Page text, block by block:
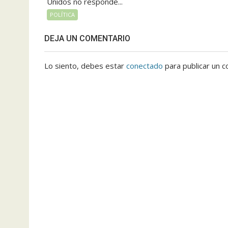
POLÍTICA
DEJA UN COMENTARIO
Lo siento, debes estar conectado para publicar un